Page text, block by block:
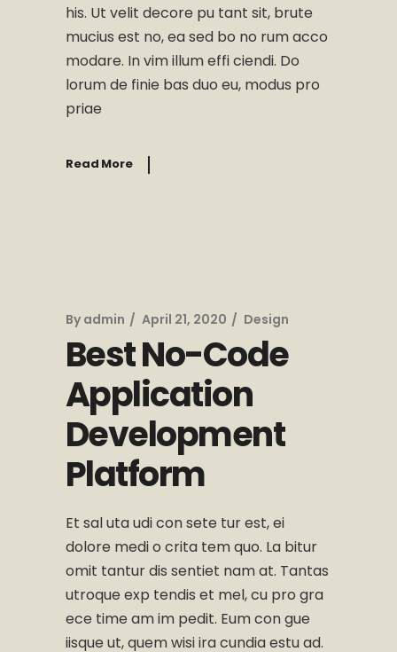
his. Ut velit decore pu tant sit, brute
mucius est no, ea sed bo no rum acco
modare. In vim illum effi ciendi. Do
lorum de finie bas duo eu, modus pro
priae
Read More
By admin April 21, 2020 Design
Best No-Code
Application
Development
Platform
Et sal uta udi con sete tur est, ei
dolore medi o crita tem quo. La bitur
omit tantur dis sentiet nam at. Tantas
utroque exp tendis et mel, cu pro gra
ece time am im pedit. Eum con gue
iisque ut, quem wisi ira cundia estu ad.